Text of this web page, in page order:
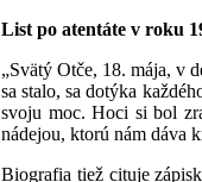
List po atentáte v roku
„Svätý Otče, 18. mája, v
sa stalo, sa dotýka
svoju moc. Hoci si bol
nádejou, ktorú nám dáva
Biografia tiež cituje